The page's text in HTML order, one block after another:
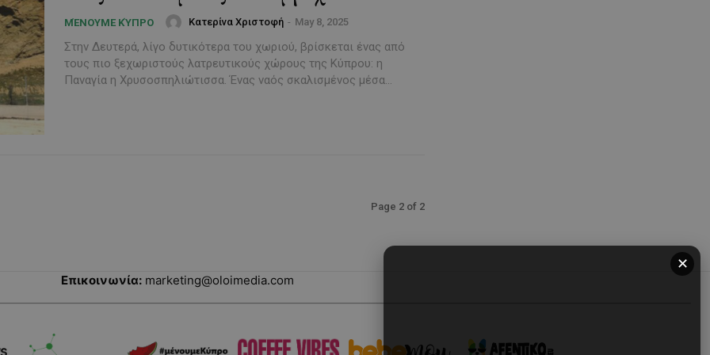
ΜΈΝΟΥΜΕ ΚΎΠΡΟ Κατερίνα Χριστοφή - May 8, 2025
Στην Δευτερά, λίγο δυτικότερα του χωριού, βρίσκεται ένας από
τους πιο ξεχωριστούς λατρευτικούς χώρους της Κύπρου: η
Παναγία η Χρυσοσπηλιώτισσα. Ένας ναός σκαλισμένος μέσα...
Page 2 of 2
Επικοινωνία: marketing@oloimedia.com
✕